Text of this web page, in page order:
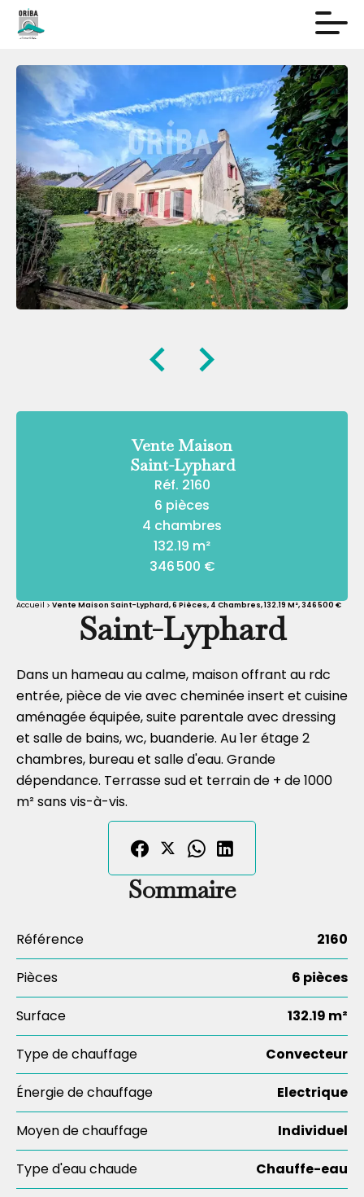
Vente Maison
Saint-Lyphard
Réf. 2160
6 pièces
4 chambres
132.19 m²
346 500 €
Accueil Vente Maison Saint-Lyphard, 6 Pièces, 4 Chambres, 132.19 M², 346 500 €
Saint-Lyphard
Dans un hameau au calme, maison offrant au rdc
entrée, pièce de vie avec cheminée insert et cuisine
aménagée équipée, suite parentale avec dressing
et salle de bains, wc, buanderie. Au 1er étage 2
chambres, bureau et salle d'eau. Grande
dépendance. Terrasse sud et terrain de + de 1000
m² sans vis-à-vis.
Sommaire
Référence 2160
Pièces 6 pièces
Surface 132.19 m²
Type de chauffage Convecteur
Énergie de chauffage Electrique
Moyen de chauffage Individuel
Type d'eau chaude Chauffe-eau